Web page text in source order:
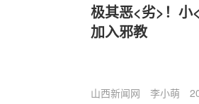
极其恶<劣>！小
加入邪教
山西新闻网 李小萌